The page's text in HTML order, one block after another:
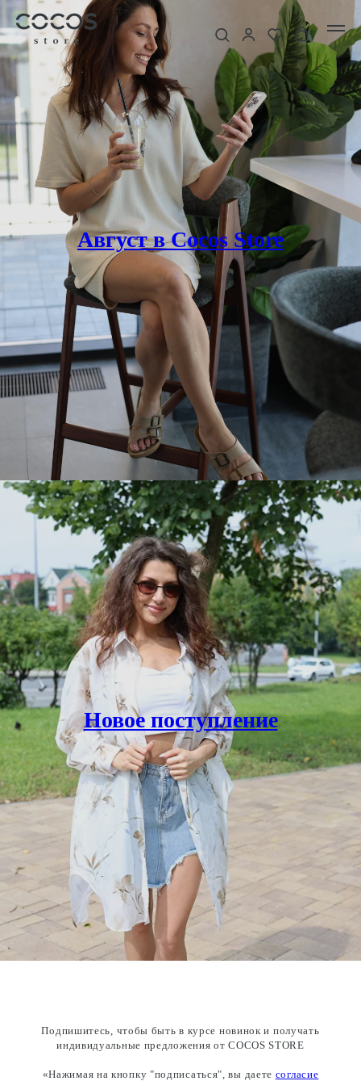
Август в Cocos Store
Новое поступление
Подпишитесь, чтобы быть в курсе новинок и получать
индивидуальные предложения от COCOS STORE
«Нажимая на кнопку "подписаться", вы даете согласие